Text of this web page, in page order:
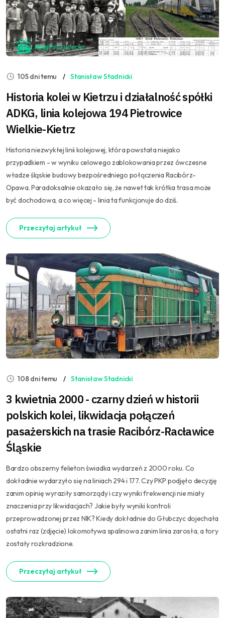
105 dni temu Stanisław Stadnicki
Historia kolei w Kietrzu i działalność spółki
ADKG, linia kolejowa 194 Pietrowice
Wielkie-Kietrz
Historia niezwykłej linii kolejowej, która powstała niejako
przypadkiem - w wyniku celowego zablokowania przez ówczesne
władze śląskie budowy bezpośredniego połączenia Racibórz-
Opawa. Paradoksalnie okazało się, że nawet tak krótka trasa może
być dochodowa, a co więcej - linia ta funkcjonuje do dziś.
Przeczytaj artykuł
108 dni temu Stanisław Stadnicki
3 kwietnia 2000 - czarny dzień w historii
polskich kolei, likwidacja połączeń
pasażerskich na trasie Racibórz-Racławice
Śląskie
Bardzo obszerny felieton świadka wydarzeń z 2000 roku. Co
dokładnie wydarzyło się na liniach 294 i 177. Czy PKP podjęło decyzję
zanim opinię wyraziły samorządy i czy wyniki frekwencji nie miały
znaczenia przy likwidacjach? Jakie były wyniki kontroli
przeprowadzonej przez NIK? Kiedy dokładnie do Głubczyc dojechała
ostatni raz (zdjęcie) lokomotywa spalinowa zanim linia zarosła, a tory
zostały rozkradzione.
Przeczytaj artykuł